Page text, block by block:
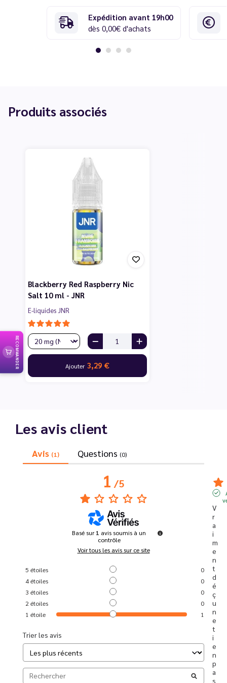
Expédition avant 19h00
dès 0,00€ d'achats
Produits associés
Blackberry Red Raspberry Nic
Salt 10 ml - JNR
E-liquides JNR
Ajouter 3,29 €
Les avis client
Avis (1) Questions (0)
1/5
Basé sur1 avis soumis à un
contrôle
Voir tous les avis sur ce site
5 étoiles
0
4étoiles
0
3 étoiles
0
2 étoiles
0
1 étoile 1
Trier les avis
V
r
a
i
m
e
n
t
d
é
ç
u
n
e
t
i
e
n
p
a
s
RECOMMANDER